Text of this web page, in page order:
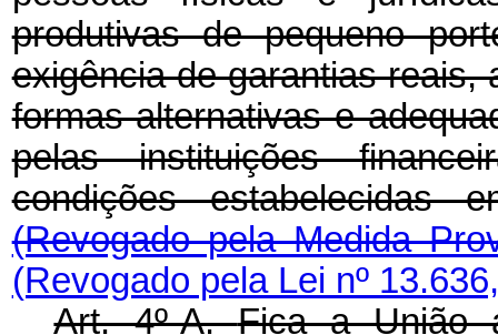
produtivas de pequeno
exigência de garantias reais,
formas alternativas e
pelas instituições
condições estabelecidas
(Revogado pela Medida
(Revogado pela Lei nº
Art. 4º-A.Fica a União